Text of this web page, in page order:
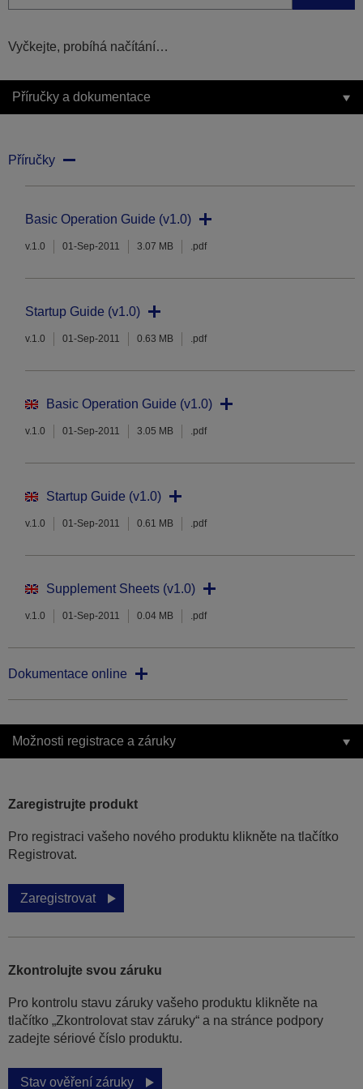
Vyčkejte, probíhá načítání…
Příručky a dokumentace
Příručky
Basic Operation Guide (v1.0)
v.1.0 01-Sep-2011 3.07 MB .pdf
Startup Guide (v1.0)
v.1.0 01-Sep-2011 0.63 MB .pdf
Basic Operation Guide (v1.0)
v.1.0 01-Sep-2011 3.05 MB .pdf
Startup Guide (v1.0)
v.1.0 01-Sep-2011 0.61 MB .pdf
Supplement Sheets (v1.0)
v.1.0 01-Sep-2011 0.04 MB .pdf
Dokumentace online
Možnosti registrace a záruky
Zaregistrujte produkt
Pro registraci vašeho nového produktu klikněte na tlačítko
Registrovat.
Zaregistrovat
Zkontrolujte svou záruku
Pro kontrolu stavu záruky vašeho produktu klikněte na
tlačítko „Zkontrolovat stav záruky“ a na stránce podpory
zadejte sériové číslo produktu.
Stav ověření záruky